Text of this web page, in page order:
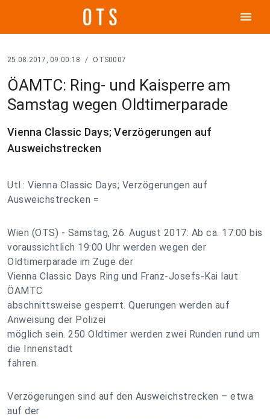
menu
25.08.2017, 09:00:18 / OTS0007
ÖAMTC: Ring- und Kaisperre am
Samstag wegen Oldtimerparade
Vienna Classic Days; Verzögerungen auf
Ausweichstrecken
Utl.: Vienna Classic Days; Verzögerungen auf
Ausweichstrecken =
Wien (OTS) - Samstag, 26. August 2017: Ab ca. 17:00 bis
voraussichtlich 19:00 Uhr werden wegen der
Oldtimerparade im Zuge der
Vienna Classic Days Ring und Franz-Josefs-Kai laut
ÖAMTC
abschnittsweise gesperrt. Querungen werden auf
Anweisung der Polizei
möglich sein. 250 Oldtimer werden zwei Runden rund um
die Innenstadt
fahren.
Verzögerungen sind auf den Ausweichstrecken – etwa
auf der